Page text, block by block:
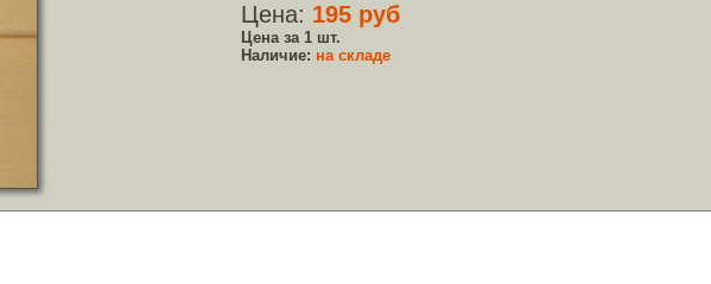
Цена: 195 руб
Цена за 1 шт.
Наличие: на складе